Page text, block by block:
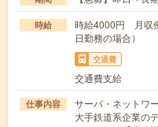
時給
時給4000円 月収
日勤務の場合）
交通費
交通費支給
仕事内容
サーバ・ネットワ
大手鉄道系企業の